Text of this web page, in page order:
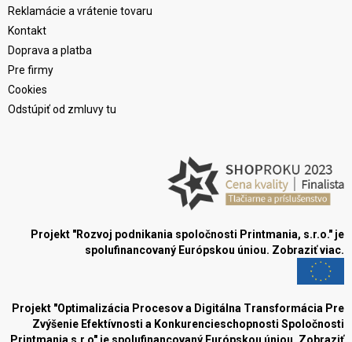
Reklamácie a vrátenie tovaru
Kontakt
Doprava a platba
Pre firmy
Cookies
Odstúpiť od zmluvy tu
Projekt "Rozvoj podnikania spoločnosti Printmania, s.r.o." je
spolufinancovaný Európskou úniou. Zobraziť viac.
Projekt "Optimalizácia Procesov a Digitálna Transformácia Pre
Zvýšenie Efektívnosti a Konkurencieschopnosti Spoločnosti